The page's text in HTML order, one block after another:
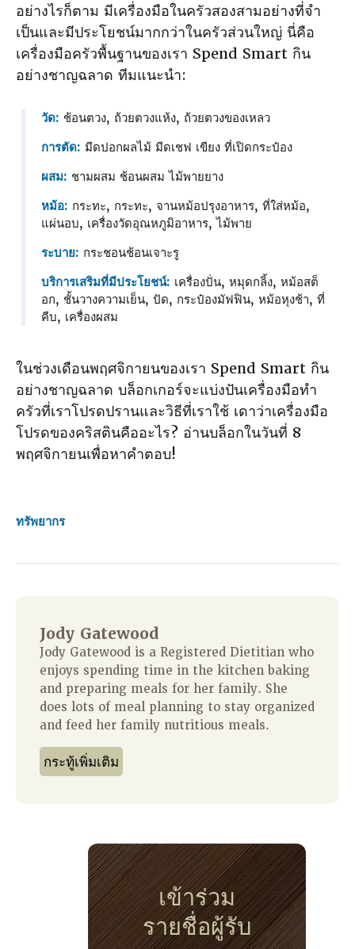
อย่างไรก็ตาม มีเครื่องมือในครัวสองสามอย่างที่จํา
เป็นและมีประโยชน์มากกว่าในครัวส่วนใหญ่ นี่คือ
เครื่องมือครัวพื้นฐานของเรา Spend Smart กิน
อย่างชาญฉลาด ทีมแนะนํา:
วัด: ช้อนตวง, ถ้วยตวงแห้ง, ถ้วยตวงของเหลว
การตัด: มีดปอกผลไม้ มีดเชฟ เขียง ที่เปิดกระป๋อง
ผสม: ชามผสม ช้อนผสม ไม้พายยาง
หม้อ: กระทะ, กระทะ, จานหม้อปรุงอาหาร, ที่ใส่หม้อ,
แผ่นอบ, เครื่องวัดอุณหภูมิอาหาร, ไม้พาย
ระบาย: กระชอนช้อนเจาะรู
บริการเสริมที่มีประโยชน์: เครื่องปั่น, หมุดกลิ้ง, หม้อสต็
อก, ชั้นวางความเย็น, ปัด, กระป๋องมัฟฟิน, หม้อหุงช้า, ที่
คีบ, เครื่องผสม
ในช่วงเดือนพฤศจิกายนของเรา Spend Smart กิน
อย่างชาญฉลาด บล็อกเกอร์จะแบ่งปันเครื่องมือทํา
ครัวที่เราโปรดปรานและวิธีที่เราใช้ เดาว่าเครื่องมือ
โปรดของคริสตินคืออะไร? อ่านบล็อกในวันที่ 8
พฤศจิกายนเพื่อหาคําตอบ!
ทรัพยากร
Jody Gatewood
Jody Gatewood is a Registered Dietitian who
enjoys spending time in the kitchen baking
and preparing meals for her family. She
does lots of meal planning to stay organized
and feed her family nutritious meals.
กระทู้เพิ่มเติม
เข้าร่วม
รายชื่อผู้รับ